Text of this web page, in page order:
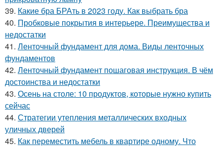
39. Какие бра БРАть в 2023 году. Как выбрать бра
40. Пробковые покрытия в интерьере. Преимущества и
недостатки
41. Ленточный фундамент для дома. Виды ленточных
фундаментов
42. Ленточный фундамент пошаговая инструкция. В чём
достоинства и недостатки
43. Осень на столе: 10 продуктов, которые нужно купить
сейчас
44. Стратегии утепления металлических входных
уличных дверей
45. Как переместить мебель в квартире одному. Что